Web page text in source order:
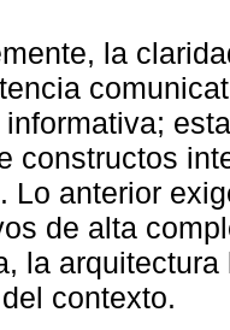
la
constructos
Lo anterior
de alta
la
contexto.